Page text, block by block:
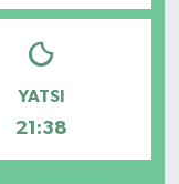
YATSI
21:38